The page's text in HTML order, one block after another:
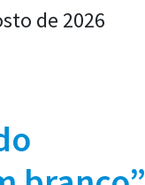
de 2026